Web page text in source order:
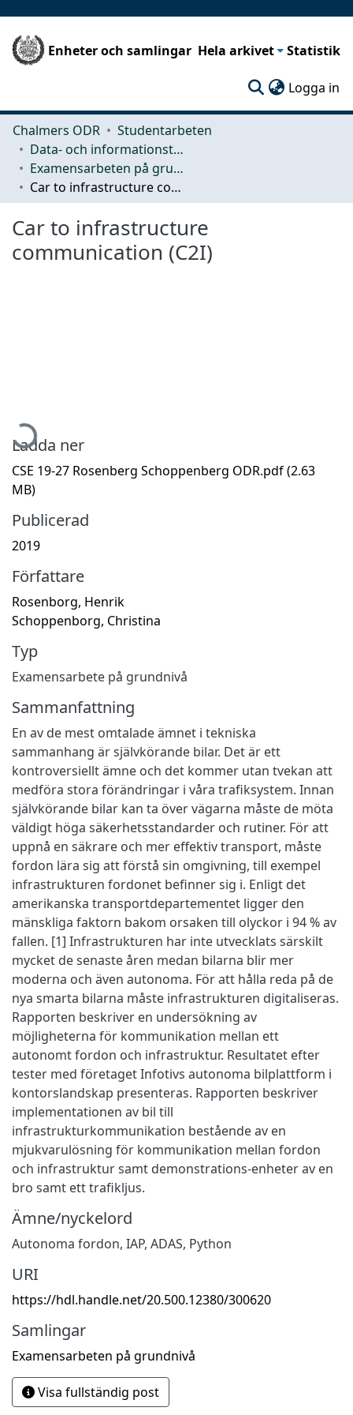
Enheter och samlingar Hela arkivet Statistik
Logga in
Chalmers ODR
Studentarbeten
Data- och informationsteknik (CSE)
Examensarbeten på grundnivå
Car to infrastructure communication (C2I)
Car to infrastructure
communication (C2I)
Hämtar...
Ladda ner
CSE 19-27 Rosenberg Schoppenberg ODR.pdf(2.63
MB)
Publicerad
2019
Författare
Rosenborg, Henrik
Schoppenborg, Christina
Typ
Examensarbete på grundnivå
Sammanfattning
En av de mest omtalade ämnet i tekniska
sammanhang är självkörande bilar. Det är ett
kontroversiellt ämne och det kommer utan tvekan att
medföra stora förändringar i våra trafiksystem. Innan
självkörande bilar kan ta över vägarna måste de möta
väldigt höga säkerhetsstandarder och rutiner. För att
uppnå en säkrare och mer effektiv transport, måste
fordon lära sig att förstå sin omgivning, till exempel
infrastrukturen fordonet befinner sig i. Enligt det
amerikanska transportdepartementet ligger den
mänskliga faktorn bakom orsaken till olyckor i 94 % av
fallen. [1] Infrastrukturen har inte utvecklats särskilt
mycket de senaste åren medan bilarna blir mer
moderna och även autonoma. För att hålla reda på de
nya smarta bilarna måste infrastrukturen digitaliseras.
Rapporten beskriver en undersökning av
möjligheterna för kommunikation mellan ett
autonomt fordon och infrastruktur. Resultatet efter
tester med företaget Infotivs autonoma bilplattform i
kontorslandskap presenteras. Rapporten beskriver
implementationen av bil till
infrastrukturkommunikation bestående av en
mjukvarulösning för kommunikation mellan fordon
och infrastruktur samt demonstrations-enheter av en
bro samt ett trafikljus.
Ämne/nyckelord
Autonoma fordon, IAP, ADAS, Python
URI
https://hdl.handle.net/20.500.12380/300620
Samlingar
Examensarbeten på grundnivå
Visa fullständig post